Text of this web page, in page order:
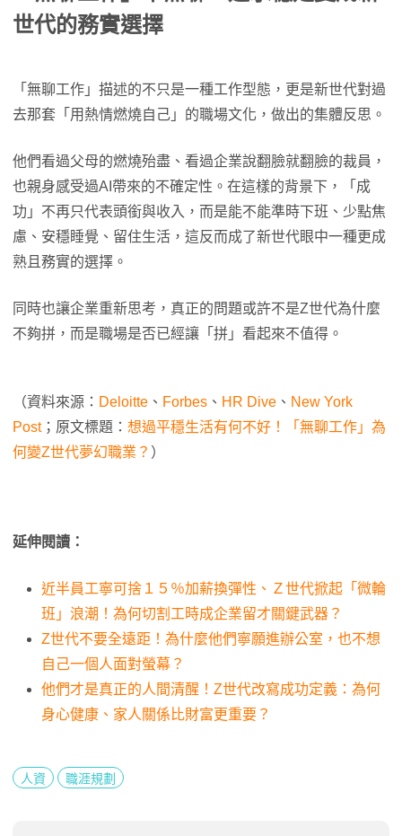
世代的務實選擇
「無聊工作」描述的不只是一種工作型態，更是新世代對過
去那套「用熱情燃燒自己」的職場文化，做出的集體反思。
他們看過父母的燃燒殆盡、看過企業說翻臉就翻臉的裁員，
也親身感受過AI帶來的不確定性。在這樣的背景下，「成
功」不再只代表頭銜與收入，而是能不能準時下班、少點焦
慮、安穩睡覺、留住生活，這反而成了新世代眼中一種更成
熟且務實的選擇。
同時也讓企業重新思考，真正的問題或許不是Z世代為什麼
不夠拼，而是職場是否已經讓「拼」看起來不值得。
（資料來源： Deloitte 、 Forbes 、 HR Dive 、 New York
Post；原文標題： 想過平穩生活有何不好！「無聊工作」為
何變Z世代夢幻職業？ ）
延伸閱讀：
近半員工寧可捨１５％加薪換彈性、Ｚ世代掀起「微輪
班」浪潮！為何切割工時成企業留才關鍵武器？
Z世代不要全遠距！為什麼他們寧願進辦公室，也不想
自己一個人面對螢幕？
他們才是真正的人間清醒！Z世代改寫成功定義：為何
身心健康、家人關係比財富更重要？
人資 職涯規劃